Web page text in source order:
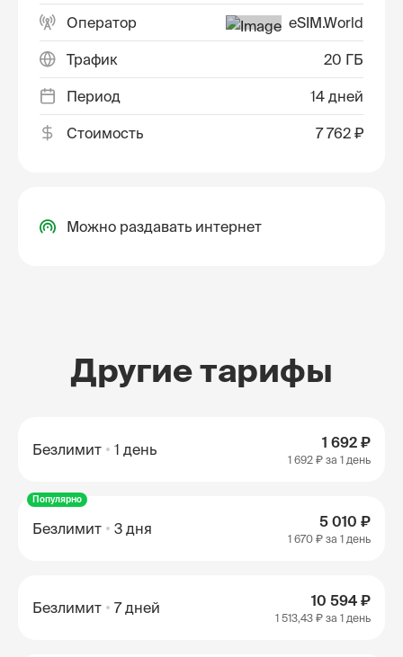
Оператор eSIM.World
Трафик 20 ГБ
Период 14 дней
Стоимость 7 762 ₽
Можно раздавать интернет
Другие тарифы
Безлимит 1 день 1 692 ₽
1 692 ₽ за 1 день
Популярно
Безлимит 3 дня 5 010 ₽
1 670 ₽ за 1 день
Безлимит 7 дней 10 594 ₽
1 513,43 ₽ за 1 день